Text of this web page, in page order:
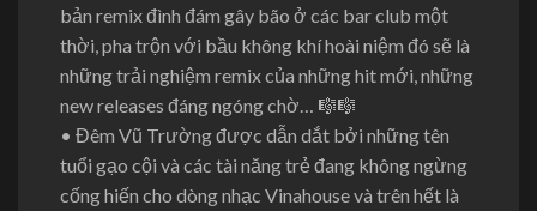
bản remix đình đám gây bão ở các bar club một
thời, pha trộn với bầu không khí hoài niệm đó sẽ là
những trải nghiệm remix của những hit mới, những
new releases đáng ngóng chờ… 🎼🎼
• Đêm Vũ Trường được dẫn dắt bởi những tên
tuổi gạo cội và các tài năng trẻ đang không ngừng
cống hiến cho dòng nhạc Vinahouse và trên hết là